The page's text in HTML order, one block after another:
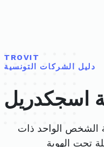
TROVIT
دليل الشركات التونسية
اسجكدريل
الواحد ذات
تحت الهوية